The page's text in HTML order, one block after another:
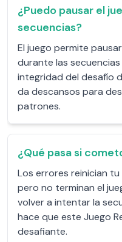
¿Puedo pausar el
secuencias?
El juego permite
durante las
integridad del desafío
da descansos para
patrones.
¿Qué pasa si
Los errores reinician
pero no terminan el
volver a intentar la
hace que este Juego
desafiante.